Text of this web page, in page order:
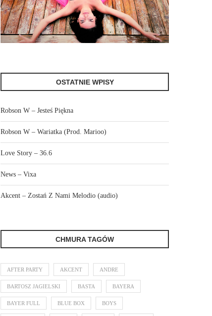
OSTATNIE WPISY
Robson W – Jesteś Piękna
Robson W – Wariatka (Prod. Marioo)
Love Story – 36.6
News – Vixa
Akcent – Zostań Z Nami Melodio (audio)
CHMURA TAGÓW
AFTER PARTY AKCENT ANDRE
BARTOSZ JAGIELSKI BASTA BAYERA
BAYER FULL BLUE BOX BOYS